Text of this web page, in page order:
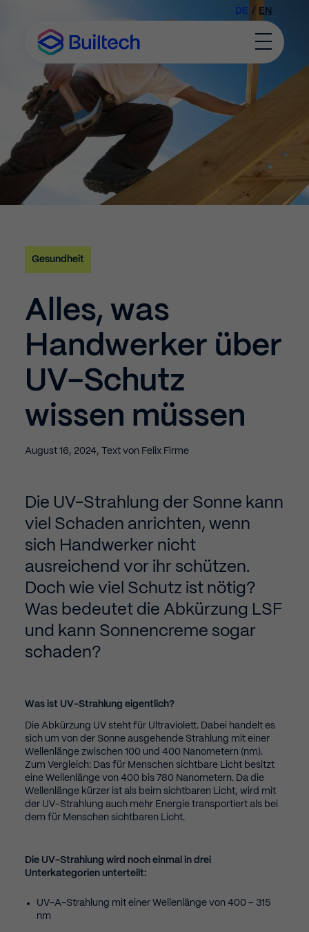
DE / EN
Toggle
Menu
Gesundheit
Alles, was
Handwerker über
UV-Schutz
wissen müssen
August 16, 2024, Text von Felix Firme
Die UV-Strahlung der Sonne kann
viel Schaden anrichten, wenn
sich Handwerker nicht
ausreichend vor ihr schützen.
Doch wie viel Schutz ist nötig?
Was bedeutet die Abkürzung LSF
und kann Sonnencreme sogar
schaden?
Was ist UV-Strahlung eigentlich?
Die Abkürzung UV steht für Ultraviolett. Dabei handelt es
sich um von der Sonne ausgehende Strahlung mit einer
Wellenlänge zwischen 100 und 400 Nanometern (nm).
Zum Vergleich: Das für Menschen sichtbare Licht besitzt
eine Wellenlänge von 400 bis 780 Nanometern. Da die
Wellenlänge kürzer ist als beim sichtbaren Licht, wird mit
der UV-Strahlung auch mehr Energie transportiert als bei
dem für Menschen sichtbaren Licht.
Die UV-Strahlung wird noch einmal in drei
Unterkategorien unterteilt:
UV-A-Strahlung mit einer Wellenlänge von 400 – 315
nm